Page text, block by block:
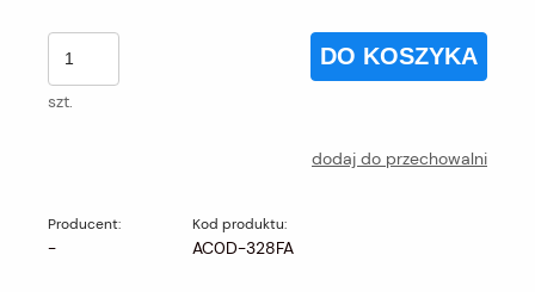
szt.
DO KOSZYKA
dodaj do przechowalni
Producent:
-
Kod produktu:
AC0D-328FA